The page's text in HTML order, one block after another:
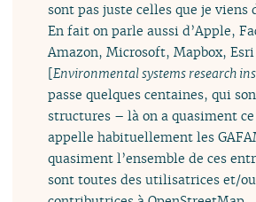
sont pas juste celles que je viens
En fait on parle aussi d’Apple,
Amazon, Microsoft, Mapbox, Esri
[Environmental systems research
passe quelques centaines, qui
structures – là on a quasiment ce
appelle habituellement les
quasiment l’ensemble de ces
sont toutes des utilisatrices et/